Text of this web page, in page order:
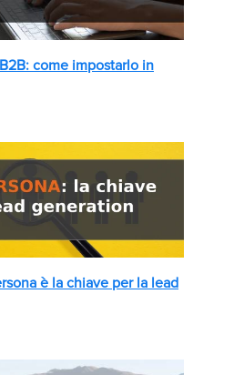
come impostarlo in
è la chiave per la lead